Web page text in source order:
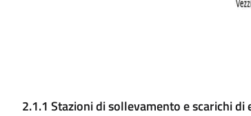
2.1.1 Stazioni di sollevamento e scarichi di